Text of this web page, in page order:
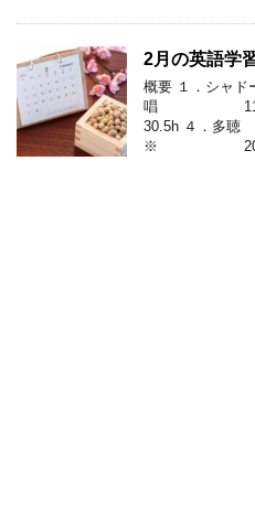
2月の英語学
概要 １．シャ
唱
30.5h ４
※ 20.0h